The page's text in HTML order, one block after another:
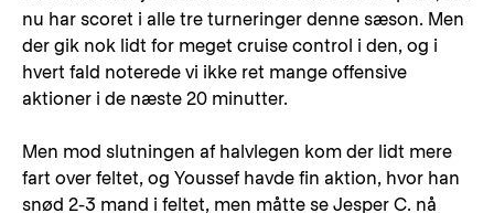
nu har scoret i alle tre turneringer denne sæson. Men
der gik nok lidt for meget cruise control i den, og i
hvert fald noterede vi ikke ret mange offensive
aktioner i de næste 20 minutter.
Men mod slutningen af halvlegen kom der lidt mere
fart over feltet, og Youssef havde fin aktion, hvor han
snød 2-3 mand i feltet, men måtte se Jesper C. nå